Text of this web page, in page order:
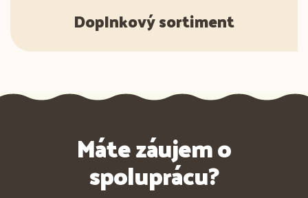
Doplnkový sortiment
Máte záujem o
spoluprácu?